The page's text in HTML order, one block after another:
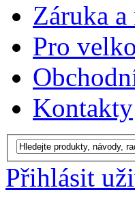
Záruka a
Pro
Kontakty
Přihlásit